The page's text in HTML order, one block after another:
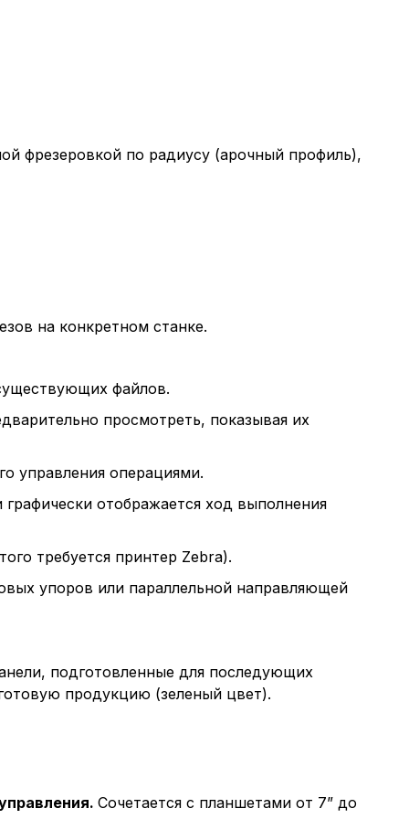
фрезеровкой по радиусу (арочный профиль),
на конкретном станке.
файлов.
просмотреть, показывая их
управления операциями.
отображается ход выполнения
требуется принтер Zebra).
упоров или параллельной направляющей
подготовленные для последующих
продукцию (зеленый цвет).
Сочетается с планшетами от 7” до
cookie-файлы